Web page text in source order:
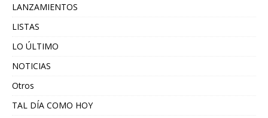
LANZAMIENTOS
LISTAS
LO ÚLTIMO
NOTICIAS
Otros
TAL DÍA COMO HOY